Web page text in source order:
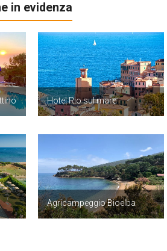
in evidenza
Hotel Rio sul mare
Agricampeggio Bioelba